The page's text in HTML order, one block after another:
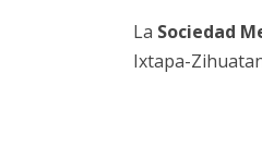
La Sociedad
Ixtapa-